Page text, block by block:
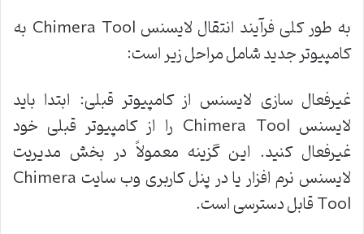
به طور کلی فرآیند انتقال لایسنس Chimera Tool به
کامپیوتر جدید شامل مراحل زیر است:
غیرفعال سازی لایسنس از کامپیوتر قبلی: ابتدا باید
لایسنس Chimera Tool را از کامپیوتر قبلی خود
غیرفعال کنید. این گزینه معمولاً در بخش مدیریت
لایسنس نرم افزار یا در پنل کاربری وب سایت Chimera
Tool قابل دسترسی است.